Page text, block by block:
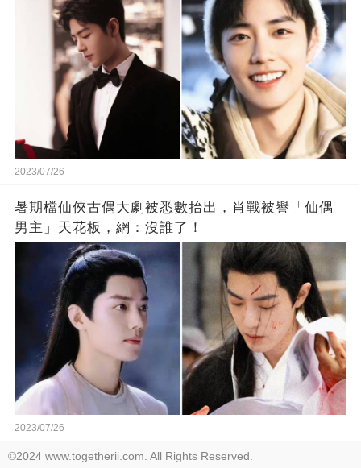
2023/07/26
暑期檔仙俠古偶大劇被悉數抬出，肖戰被譽「仙偶
男主」天花板，網：沒誰了！
2023/07/26
©2024 www.togetherii.com. All Rights Reserved.